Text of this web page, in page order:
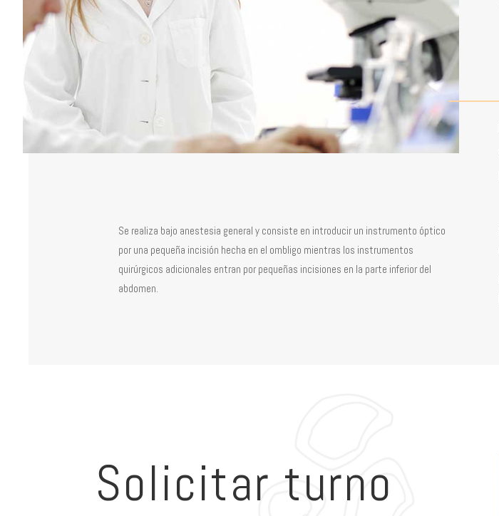
Se realiza bajo anestesia general y consiste en introducir un instrumento óptico
por una pequeña incisión hecha en el ombligo mientras los instrumentos
quirúrgicos adicionales entran por pequeñas incisiones en la parte inferior del
abdomen.
Solicitar turno